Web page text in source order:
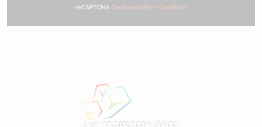
reCAPTCHA Confidentialité - Conditions